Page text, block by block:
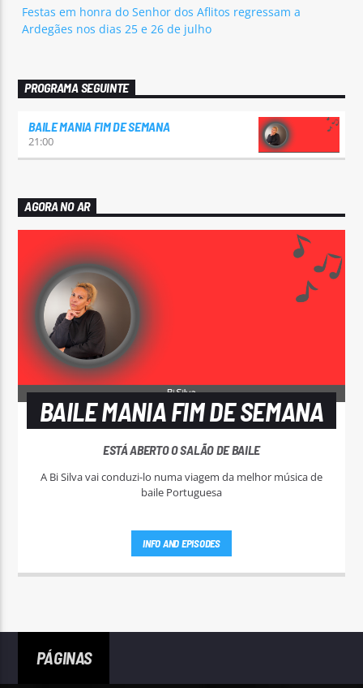
Festas em honra do Senhor dos Aflitos regressam a
Ardegães nos dias 25 e 26 de julho
PROGRAMA SEGUINTE
BAILE MANIA FIM DE SEMANA
21:00
AGORA NO AR
BAILE MANIA FIM DE SEMANA
ESTÁ ABERTO O SALÃO DE BAILE
A Bi Silva vai conduzi-lo numa viagem da melhor música de
baile Portuguesa
INFO AND EPISODES
PÁGINAS